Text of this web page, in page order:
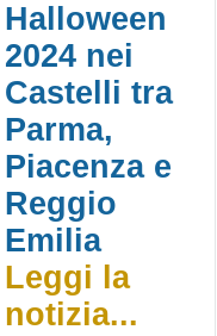
Halloween
2024 nei
Castelli tra
Parma,
Piacenza e
Reggio
Emilia
Leggi la
notizia...